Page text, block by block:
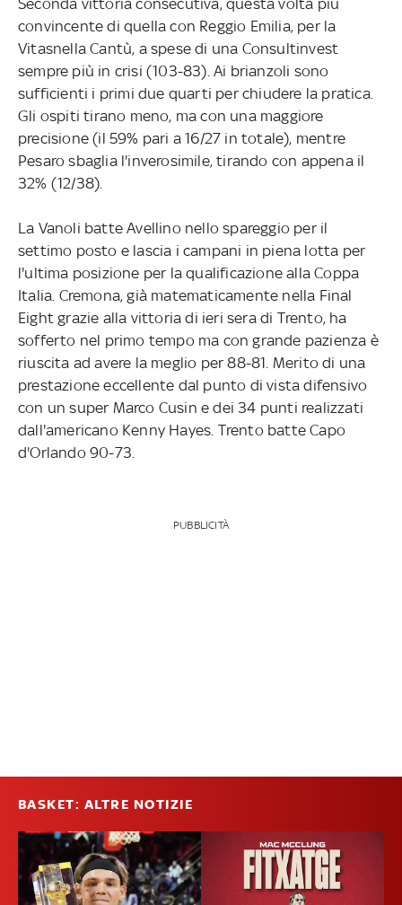
convincente di quella con Reggio Emilia, per la
Vitasnella Cantù, a spese di una Consultinvest
sempre più in crisi (103-83). Ai brianzoli sono
sufficienti i primi due quarti per chiudere la pratica.
Gli ospiti tirano meno, ma con una maggiore
precisione (il 59% pari a 16/27 in totale), mentre
Pesaro sbaglia l'inverosimile, tirando con appena il
32% (12/38).
La Vanoli batte Avellino nello spareggio per il
settimo posto e lascia i campani in piena lotta per
l'ultima posizione per la qualificazione alla Coppa
Italia. Cremona, già matematicamente nella Final
Eight grazie alla vittoria di ieri sera di Trento, ha
sofferto nel primo tempo ma con grande pazienza è
riuscita ad avere la meglio per 88-81. Merito di una
prestazione eccellente dal punto di vista difensivo
con un super Marco Cusin e dei 34 punti realizzati
dall'americano Kenny Hayes. Trento batte Capo
d'Orlando 90-73.
PUBBLICITÀ
BASKET: ALTRE NOTIZIE